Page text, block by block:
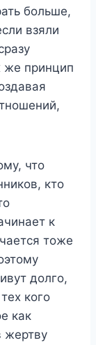
больше,
взяли
же принцип
что
кто
к
тоже
долго,
кого
как
жертву